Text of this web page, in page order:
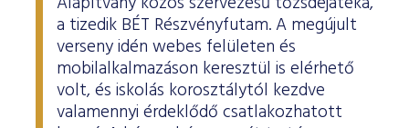
a tizedik BÉT Részvényfutam. A megújult
verseny idén webes felületen és
mobilalkalmazáson keresztül is elérhető
volt, és iskolás korosztálytól kezdve
valamennyi érdeklődő csatlakozhatott